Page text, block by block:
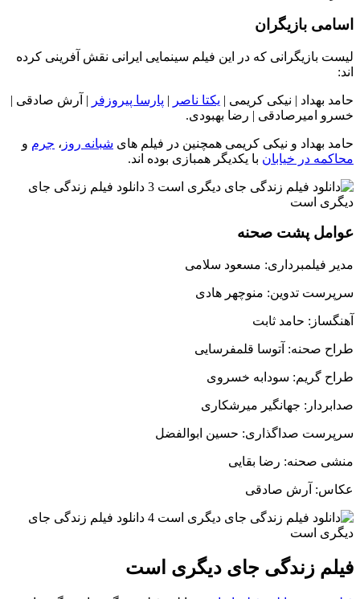
اسامی بازیگران
لیست بازیگرانی که در این فیلم سینمایی ایرانی نقش آفرینی کرده
اند:
حامد بهداد | نیکی کریمی | یکتا ناصر | پارسا پیروزفر | آرش صادقی |
خسرو امیرصادقی | رضا بهبودی.
حامد بهداد و نیکی کریمی همچنین در فیلم های شبانه روز ، جرم و
محاکمه در خیابان با یکدیگر همبازی بوده اند.
عوامل پشت صحنه
مدیر فیلمبرداری: مسعود سلامی
سرپرست تدوین: منوچهر هادی
آهنگساز: حامد ثابت
طراح صحنه: آتوسا قلمفرسایی
طراح گریم: سودابه خسروی
صدابردار: جهانگیر میرشکاری
سرپرست صداگذاری: حسین ابوالفضل
منشی صحنه: رضا بقایی
عکاس: آرش صادقی
فیلم زندگی جای دیگری است